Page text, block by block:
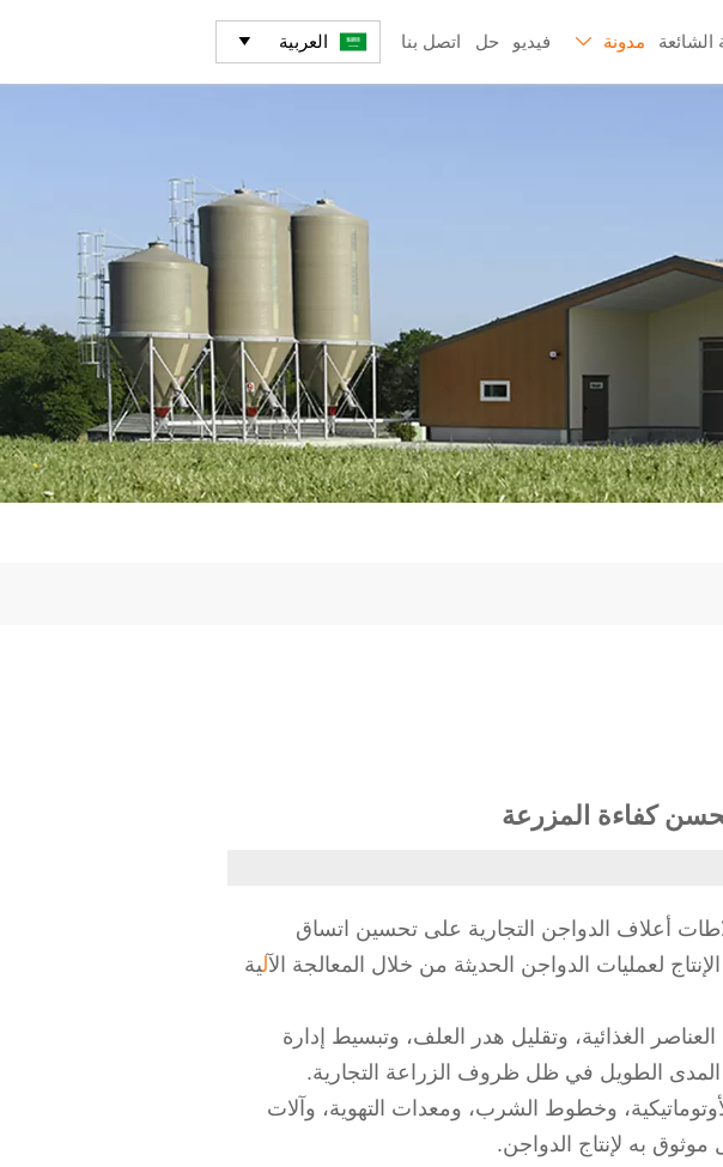
الشائعة مدونة  فيديو حل اتصل بنا العربية 
كفاءة المزرعة
أعلاف الدواجن التجارية على تحسين اتساق
لعمليات الدواجن الحديثة من خلال المعالجة الآلية
الغذائية، وتقليل هدر العلف، وتبسيط إدارة
المدى الطويل في ظل ظروف الزراعة التجارية.
وخطوط الشرب، ومعدات التهوية، وآلات
موثوق به لإنتاج الدواجن.